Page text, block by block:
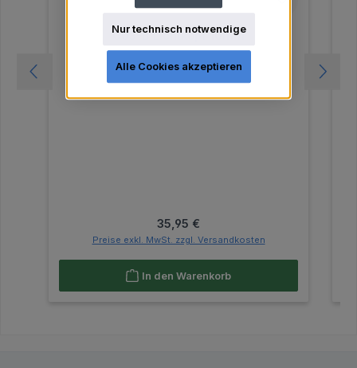
C03-B Lichtkopf 10mm
Regulärer Preis:
35,95 €
Preise exkl. MwSt. zzgl. Versandkosten
In den Warenkorb
Nur technisch notwendige
Alle Cookies akzeptieren